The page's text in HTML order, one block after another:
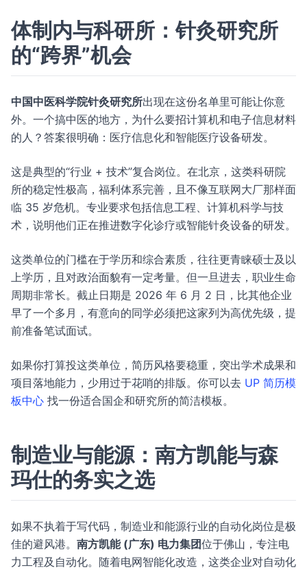
体制内与科研所：针灸研究所
的“跨界”机会
中国中医科学院针灸研究所出现在这份名单里可能让你意
外。一个搞中医的地方，为什么要招计算机和电子信息材料
的人？答案很明确：医疗信息化和智能医疗设备研发。
这是典型的“行业 + 技术”复合岗位。在北京，这类科研院
所的稳定性极高，福利体系完善，且不像互联网大厂那样面
临 35 岁危机。专业要求包括信息工程、计算机科学与技
术，说明他们正在推进数字化诊疗或智能针灸设备的研发。
这类单位的门槛在于学历和综合素质，往往更青睐硕士及以
上学历，且对政治面貌有一定考量。但一旦进去，职业生命
周期非常长。截止日期是 2026 年 6 月 2 日，比其他企业
早了一个多月，有意向的同学必须把这家列为高优先级，提
前准备笔试面试。
如果你打算投这类单位，简历风格要稳重，突出学术成果和
项目落地能力，少用过于花哨的排版。你可以去 UP 简历模
板中心 找一份适合国企和研究所的简洁模板。
制造业与能源：南方凯能与森
玛仕的务实之选
如果不执着于写代码，制造业和能源行业的自动化岗位是极
佳的避风港。 南方凯能 (广东) 电力集团位于佛山，专注电
力工程及自动化。随着电网智能化改造，这类企业对自动化